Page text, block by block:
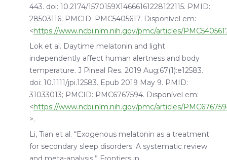
443. doi: 10.2174/1570159X14666161228122115. PMID:
28503116; PMCID: PMC5405617. Disponível em:
<https://www.ncbi.nlm.nih.gov/pmc/articles/
Lok et al. Daytime melatonin and light
independently affect human alertness and body
temperature. J Pineal Res. 2019 Aug;67(1):e12583.
doi: 10.1111/jpi.12583. Epub 2019 May 9. PMID:
31033013; PMCID: PMC6767594. Disponível em:
<https://www.ncbi.nlm.nih.gov/pmc/articles/
>.
Li, Tian et al. “Exogenous melatonin as a treatment
for secondary sleep disorders: A systematic review